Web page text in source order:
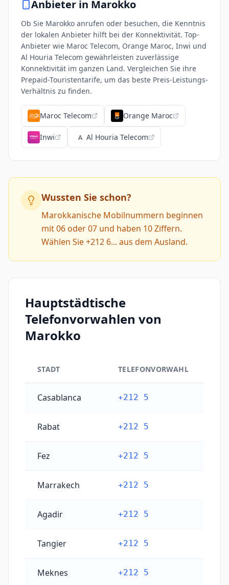
Anbieter in Marokko
Ob Sie Marokko anrufen oder besuchen, die Kenntnis
der lokalen Anbieter hilft bei der Konnektivität. Top-
Anbieter wie Maroc Telecom, Orange Maroc, Inwi und
Al Houria Telecom gewährleisten zuverlässige
Konnektivität im ganzen Land. Vergleichen Sie ihre
Prepaid-Touristentarife, um das beste Preis-Leistungs-
Verhältnis zu finden.
Maroc Telecom Orange Maroc
Inwi Al Houria Telecom
Wussten Sie schon?
Marokkanische Mobilnummern beginnen
mit 06 oder 07 und haben 10 Ziffern.
Wählen Sie +212 6... aus dem Ausland.
Hauptstädtische
Telefonvorwahlen von
Marokko
STADT TELEFONVORWAHL
Casablanca +212 5
Rabat +212 5
Fez +212 5
Marrakech +212 5
Agadir +212 5
Tangier +212 5
Meknes +212 5